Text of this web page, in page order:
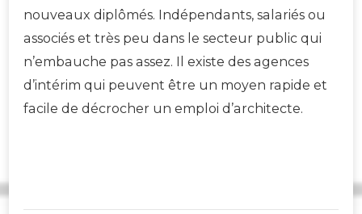
nouveaux diplômés. Indépendants, salariés ou
associés et très peu dans le secteur public qui
n’embauche pas assez. Il existe des agences
d’intérim qui peuvent être un moyen rapide et
facile de décrocher un emploi d’architecte.